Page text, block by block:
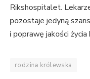
Rikshospitalet.
pozostaje jedyną
i poprawę jakości życia
rodzina królewska